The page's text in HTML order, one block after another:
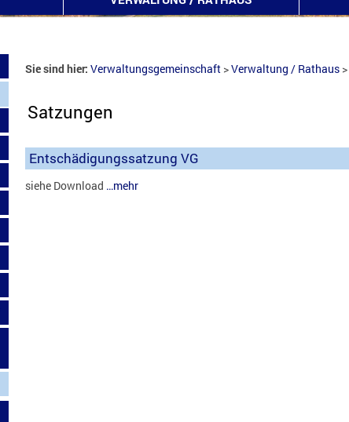
Sie sind hier: Verwaltungsgemeinschaft>Verwaltung / Rathaus>
Satzungen
Entschädigungssatzung VG
siehe Download …mehr